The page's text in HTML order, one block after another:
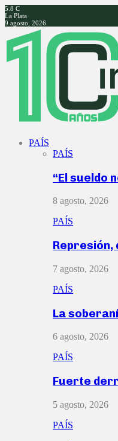
5.8 C
La Plata
9 agosto, 2026
Facebook
Twitter
Instagram
Youtube
PAÍS
PAÍS
“El sueldo
8 agosto, 2026
PAÍS
7 agosto, 2026
PAÍS
La
6 agosto, 2026
PAÍS
Fuerte
5 agosto, 2026
PAÍS